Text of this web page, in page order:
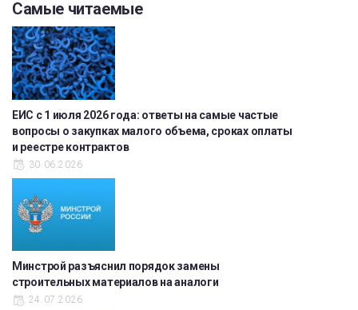
Самые читаемые
ЕИС с 1 июля 2026 года: ответы на самые частые
вопросы о закупках малого объема, сроках оплаты
и реестре контрактов
30.06.2026
Минстрой разъяснил порядок замены
строительных материалов на аналоги
24.07.2026